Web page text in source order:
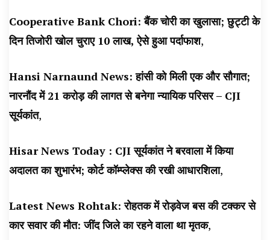
Cooperative Bank Chori: बैंक चोरी का खुलासा; छुट्टी के
दिन तिजोरी खोल चुराए 10 लाख, ऐसे हुआ पर्दाफाश,
Hansi Narnaund News: हांसी को मिली एक और सौगात;
नारनौंद में 21 करोड़ की लागत से बनेगा न्यायिक परिसर – CJI
सूर्यकांत,
Hisar News Today : CJI सूर्यकांत ने बरवाला में किया
अदालत का शुभारंभ; कोर्ट कॉम्प्लेक्स की रखी आधारशिला,
Latest News Rohtak: रोहतक में रोड़वेज बस की टक्कर से
कार सवार की मौत: जींद जिले का रहने वाला था मृतक,